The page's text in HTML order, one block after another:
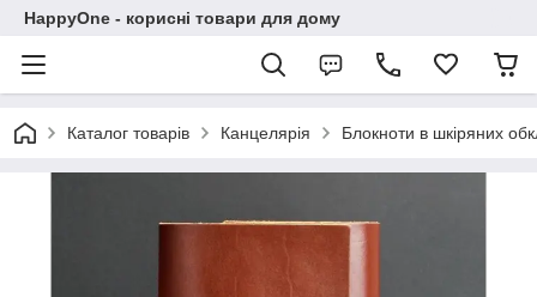
HappyOne - корисні товари для дому
Каталог товарів Канцелярія Блокноти в шкіряних